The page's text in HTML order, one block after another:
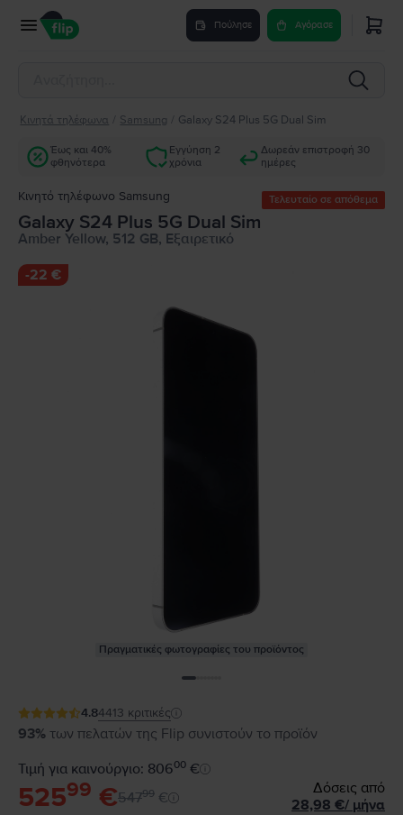
Πούλησε Αγόρασε
Κινητά τηλέφωνα Samsung Galaxy S24 Plus 5G Dual Sim
Έως και 40%
φθηνότερα
Εγγύηση 2
χρόνια
Δωρεάν επιστροφή 30
ημέρες
Κινητό τηλέφωνο Samsung Τελευταίο σε απόθεμα
Galaxy S24 Plus 5G Dual Sim
Amber Yellow, 512 GB, Εξαιρετικό
-22 €
Πραγματικές φωτογραφίες του προϊόντος
4.84413 κριτικές
93% των πελατών της Flip συνιστούν το προϊόν
Τιμή για καινούργιο: 80600 €
52599 €54799 €
Δόσεις από
28,98 €/ μήνα